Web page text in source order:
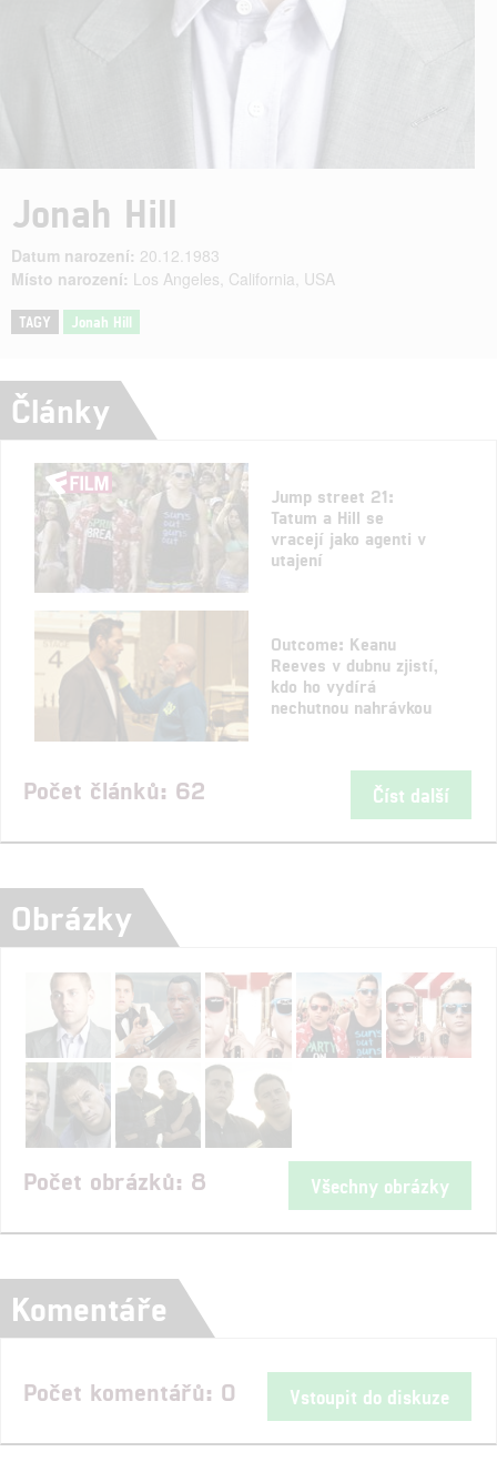
Jonah Hill
Datum narození: 20.12.1983
Místo narození: Los Angeles, California, USA
TAGY Jonah Hill
Články
Jump street 21:
Tatum a Hill se
vracejí jako agenti v
utajení
Outcome: Keanu
Reeves v dubnu zjistí,
kdo ho vydírá
nechutnou nahrávkou
Počet článků: 62 Číst další
Obrázky
Počet obrázků: 8 Všechny obrázky
Komentáře
Počet komentářů: 0 Vstoupit do diskuze